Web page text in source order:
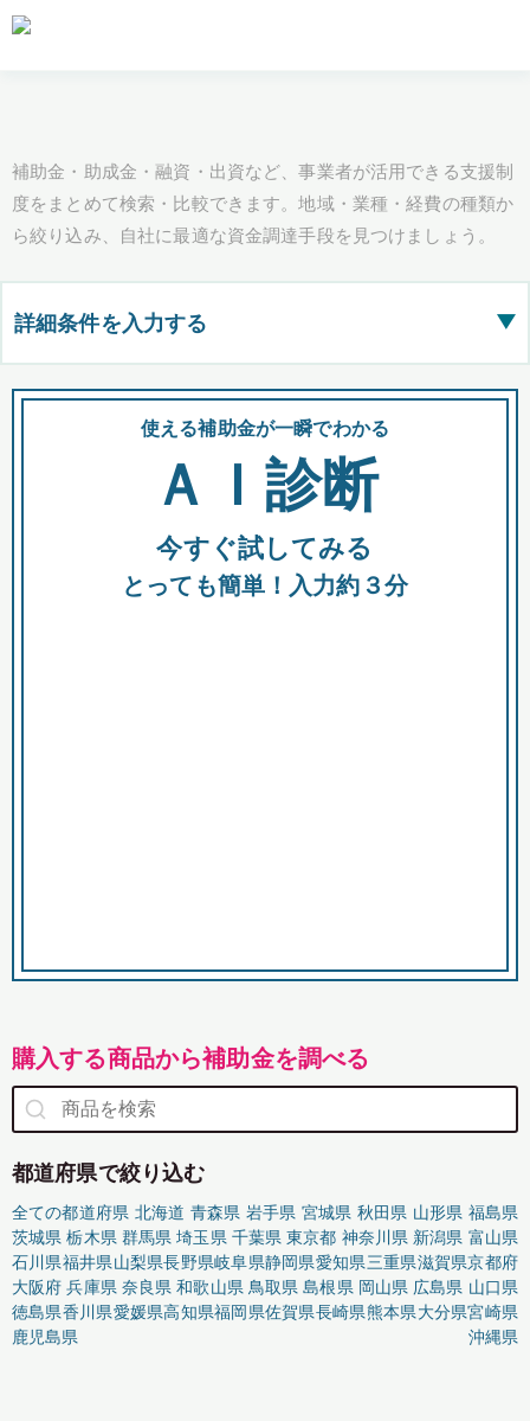
補助金・助成金・融資・出資など、事業者が活用できる支援制
度をまとめて検索・比較できます。地域・業種・経費の種類か
ら絞り込み、自社に最適な資金調達手段を見つけましょう。
詳細条件を入力する ▶
都道府県
全国の検索結果を含めて表示
助成金 融資 出資
使える補助金が一瞬でわかる
ＡＩ診断
今すぐ試してみる
とっても簡単！入力約３分
購入する商品から補助金を調べる
都道府県で絞り込む
全ての都道府県 北海道 青森県 岩手県 宮城県 秋田県 山形県 福島県
茨城県 栃木県 群馬県 埼玉県 千葉県 東京都 神奈川県 新潟県 富山県
石川県福井県山梨県長野県岐阜県静岡県愛知県三重県滋賀県京都府
大阪府 兵庫県 奈良県 和歌山県 鳥取県 島根県 岡山県 広島県 山口県
徳島県香川県愛媛県高知県福岡県佐賀県長崎県熊本県大分県宮崎県
鹿児島県
沖縄県